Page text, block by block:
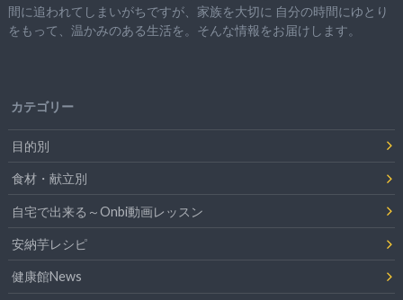
間に追われてしまいがちですが、 家族を大切に 自分の時間にゆとり
をもって、 温かみのある生活を。そんな情報をお届けします。
カテゴリー
目的別
食材・献立別
自宅で出来る～Onbi動画レッスン
安納芋レシピ
健康館News